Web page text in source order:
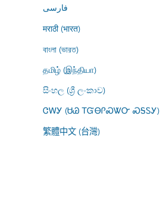
فارسى
मराठी (भारत)
বাংলা (ভারত)
தமிழ் (இந்தியா)
සිංහල (ශ්‍රී ලංකාව)
ᏣᎳᎩ (ᏌᏊ ᎢᏳᎾᎵᏍᏔᏅ ᏍᎦᏚᎩ)
繁體中文 (台灣)